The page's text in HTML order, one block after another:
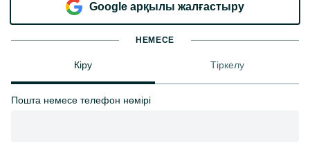
Google арқылы жалғастыру
НЕМЕСЕ
Кіру Тіркелу
Пошта немесе телефон нөмірі